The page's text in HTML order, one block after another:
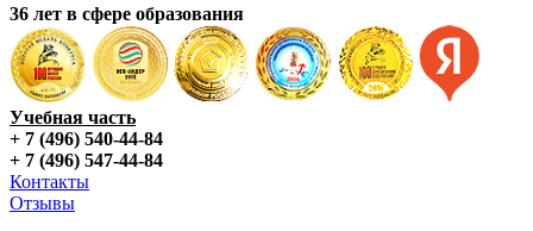
36 лет в сфере образования
Учебная часть
+ 7 (496) 540-44-84
+ 7 (496) 547-44-84
Контакты
Отзывы